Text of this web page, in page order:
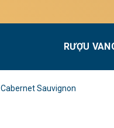
RƯỢU
Cabernet Sauvignon